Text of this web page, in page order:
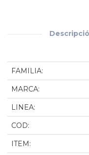
FAMILIA:
MARCA:
LINEA:
COD:
ITEM: